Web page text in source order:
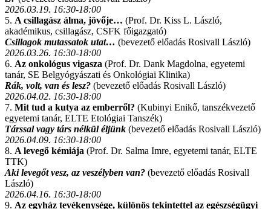
2026.03.19. 16:30-18:00
5. A csillagász álma, jövője… (Prof. Dr. Kiss L. László,
akadémikus, csillagász, CSFK főigazgató)
Csillagok mutassatok utat… (bevezető előadás Rosivall László)
2026.03.26. 16:30-18:00
6. Az onkológus vigasza (Prof. Dr. Dank Magdolna, egyetemi
tanár, SE Belgyógyászati és Onkológiai Klinika)
Rák, volt, van és lesz? (bevezető előadás Rosivall László)
2026.04.02. 16:30-18:00
7. Mit tud a kutya az emberről? (Kubinyi Enikő, tanszékvezető
egyetemi tanár, ELTE Etológiai Tanszék)
Társsal vagy társ nélkül éljünk (bevezető előadás Rosivall László)
2026.04.09. 16:30-18:00
8. A levegő kémiája (Prof. Dr. Salma Imre, egyetemi tanár, ELTE
TTK)
Aki levegőt vesz, az veszélyben van? (bevezető előadás Rosivall
László)
2026.04.16. 16:30-18:00
9. Az egyház tevékenysége, különös tekintettel az egészségügyi